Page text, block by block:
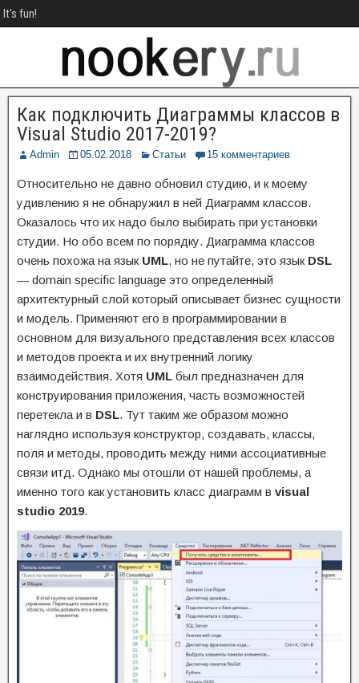
It's fun!
Как подключить Диаграммы классов в
Visual Studio 2017-2019?
Admin 05.02.2018 Статьи 15 комментариев
Относительно не давно обновил студию, и к моему
удивлению я не обнаружил в ней Диаграмм классов.
Оказалось что их надо было выбирать при установки
студии. Но обо всем по порядку. Диаграмма классов
очень похожа на язык UML, но не путайте, это язык DSL
— domain specific language это определенный
архитектурный слой который описывает бизнес сущности
и модель. Применяют его в программировании в
основном для визуального представления всех классов
и методов проекта и их внутренний логику
взаимодействия. Хотя UML был предназначен для
конструирования приложения, часть возможностей
перетекла и в DSL. Тут таким же образом можно
наглядно используя конструктор, создавать, классы,
поля и методы, проводить между ними ассоциативные
связи итд. Однако мы отошли от нашей проблемы, а
именно того как установить класс диаграмм в visual
studio 2019.